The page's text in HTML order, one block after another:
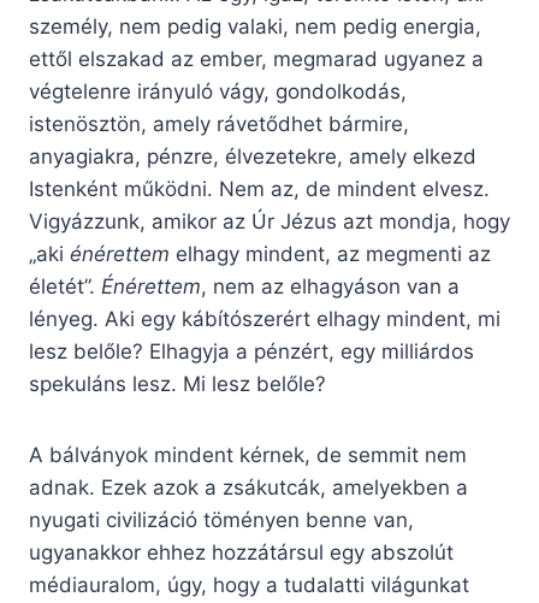
személy, nem pedig valaki, nem pedig energia,
ettől elszakad az ember, megmarad ugyanez a
végtelenre irányuló vágy, gondolkodás,
istenösztön, amely rávetődhet bármire,
anyagiakra, pénzre, élvezetekre, amely elkezd
Istenként működni. Nem az, de mindent elvesz.
Vigyázzunk, amikor az Úr Jézus azt mondja, hogy
„aki énérettem elhagy mindent, az megmenti az
életét”. Énérettem, nem az elhagyáson van a
lényeg. Aki egy kábítószerért elhagy mindent, mi
lesz belőle? Elhagyja a pénzért, egy milliárdos
spekuláns lesz. Mi lesz belőle?
A bálványok mindent kérnek, de semmit nem
adnak. Ezek azok a zsákutcák, amelyekben a
nyugati civilizáció töményen benne van,
ugyanakkor ehhez hozzátársul egy abszolút
médiauralom, úgy, hogy a tudalatti világunkat